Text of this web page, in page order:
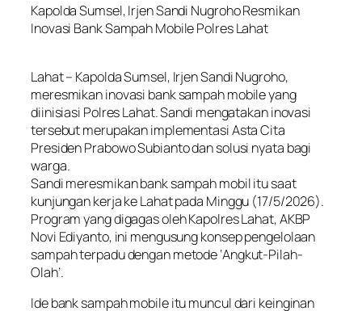
Kapolda Sumsel, Irjen Sandi Nugroho Resmikan
Inovasi Bank Sampah Mobile Polres Lahat
Lahat – Kapolda Sumsel, Irjen Sandi Nugroho,
meresmikan inovasi bank sampah mobile yang
diinisiasi Polres Lahat. Sandi mengatakan inovasi
tersebut merupakan implementasi Asta Cita
Presiden Prabowo Subianto dan solusi nyata bagi
warga.
Sandi meresmikan bank sampah mobil itu saat
kunjungan kerja ke Lahat pada Minggu (17/5/2026).
Program yang digagas oleh Kapolres Lahat, AKBP
Novi Ediyanto, ini mengusung konsep pengelolaan
sampah terpadu dengan metode ‘Angkut-Pilah-
Olah’.
Ide bank sampah mobile itu muncul dari keinginan